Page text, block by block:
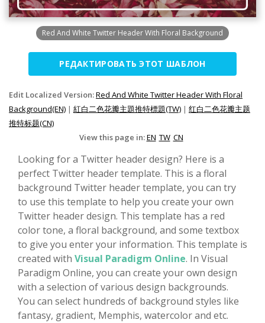
Red And White Twitter Header With Floral Background
РЕДАКТИРОВАТЬ ЭТОТ ШАБЛОН
Edit Localized Version:Red And White Twitter Header With Floral
Background(EN) | 紅白二色花瓣主題推特標題(TW) | 红白二色花瓣主题
推特标题(CN)
View this page in:EN TW CN
Looking for a Twitter header design? Here is a
perfect Twitter header template. This is a floral
background Twitter header template, you can try
to use this template to help you create your own
Twitter header design. This template has a red
color tone, a floral background, and some textbox
to give you enter your information. This template is
created with Visual Paradigm Online. In Visual
Paradigm Online, you can create your own design
with a selection of various design backgrounds.
You can select hundreds of background styles like
fantasy, gradient, Memphis, watercolor and etc.